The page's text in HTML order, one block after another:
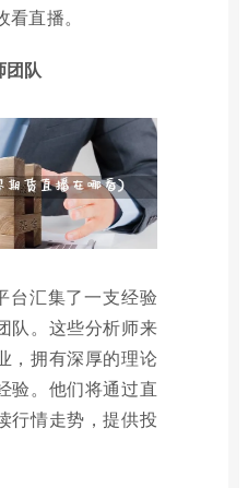
直播。
团队
台汇集了一支经验
队。这些分析师来
，拥有深厚的理论
验。他们将通过直
行情走势，提供投